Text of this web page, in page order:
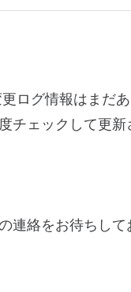
ログ情報はまだ
ェックして更新
絡をお待ちして